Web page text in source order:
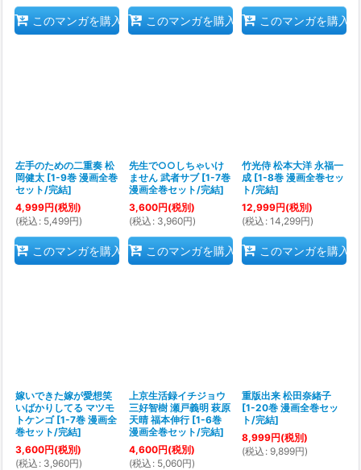
このマンガを購入 このマンガを購入 このマンガを購入
左手のための二重奏 松
岡健太 [1-9巻 漫画全巻
セット/完結]
4,999円(税別)
(税込 : 5,499円)
このマンガを購入
先生で○○しちゃいけ
ません 武者サブ [1-7巻
漫画全巻セット/完結]
3,600円(税別)
(税込 : 3,960円)
このマンガを購入
竹光侍 松本大洋 永福一
成 [1-8巻 漫画全巻セッ
ト/完結]
12,999円(税別)
(税込 : 14,299円)
このマンガを購入
嫁いできた嫁が愛想笑
いばかりしてる マツモ
トケンゴ [1-7巻 漫画全
巻セット/完結]
3,600円(税別)
(税込 : 3,960円)
上京生活録イチジョウ
三好智樹 瀬戸義明 萩原
天晴 福本伸行 [1-6巻
漫画全巻セット/完結]
4,600円(税別)
(税込 : 5,060円)
重版出来 松田奈緒子
[1-20巻 漫画全巻セッ
ト/完結]
8,999円(税別)
(税込 : 9,899円)